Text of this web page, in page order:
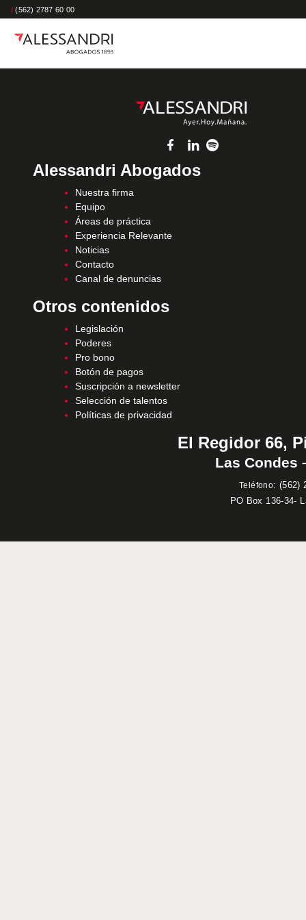
/ (562) 2787 60 00
Alessandri Abogados
Nuestra firma
Equipo
Áreas de práctica
Experiencia Relevante
Noticias
Contacto
Canal de denuncias
Otros contenidos
Legislación
Poderes
Pro bono
Botón de pagos
Suscripción a newsletter
Selección de talentos
Políticas de privacidad
El Regidor 66,
Las Condes
Teléfono: (562)
PO Box 136-34-